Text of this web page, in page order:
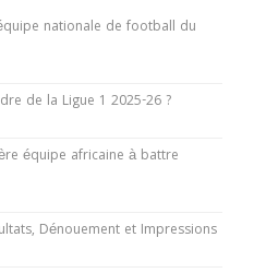
savoir sur la Coupe
nationale de football
nationale de football du
de la Ligue 1 2025-26 ?
équipe africaine à battre
Dénouement et Impressions